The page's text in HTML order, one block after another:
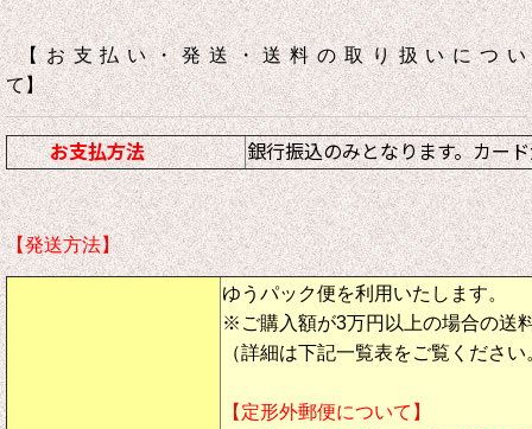
【お支払い・発送・送料の取り扱いについ
て】
お支払方法 銀行振込のみとなります。カー
【発送方法】
ゆうパック便を利用いたします。
※ご購入額が3万円以上の場合の送
（詳細は下記一覧表をご覧ください
【定形外郵便について】